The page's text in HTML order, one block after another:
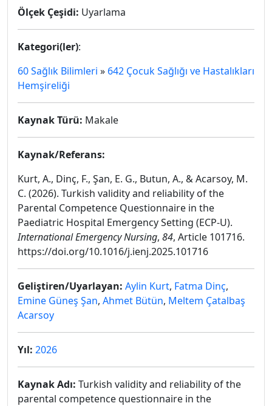
Ölçek Çeşidi: Uyarlama
Kategori(ler):
60 Sağlık Bilimleri » 642 Çocuk Sağlığı ve Hastalıkları
Hemşireliği
Kaynak Türü: Makale
Kaynak/Referans:
Kurt, A., Dinç, F., Şan, E. G., Butun, A., & Acarsoy, M.
C. (2026). Turkish validity and reliability of the
Parental Competence Questionnaire in the
Paediatric Hospital Emergency Setting (ECP-U).
International Emergency Nursing, 84, Article 101716.
https://doi.org/10.1016/j.ienj.2025.101716
Geliştiren/Uyarlayan: Aylin Kurt, Fatma Dinç,
Emine Güneş Şan, Ahmet Bütün, Meltem Çatalbaş
Acarsoy
Yıl: 2026
Kaynak Adı: Turkish validity and reliability of the
parental competence questionnaire in the